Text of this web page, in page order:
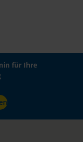
für Ihre